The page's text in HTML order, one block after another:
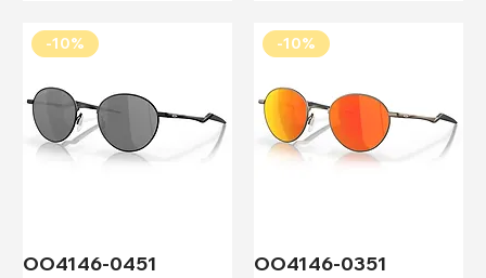
-10%
OO4146-0451
-10%
OO4146-0351